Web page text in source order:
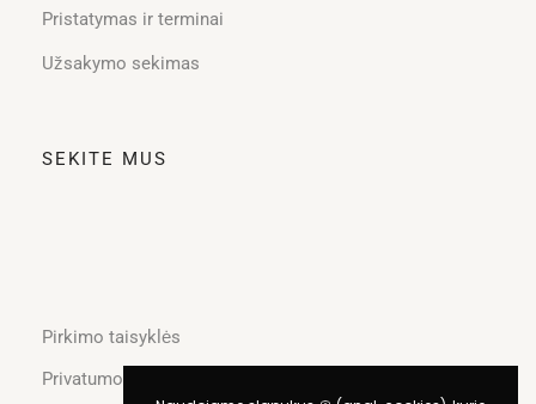
Pristatymas ir terminai
Užsakymo sekimas
SEKITE MUS
Pirkimo taisyklės
Privatumo politika